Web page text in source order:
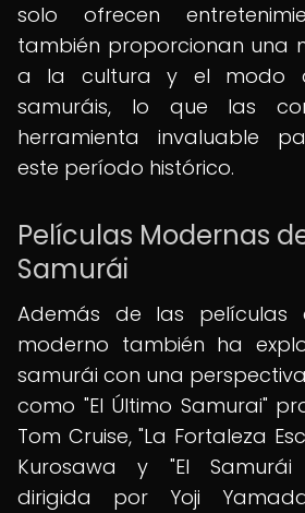
solo ofrecen
también proporcionan una
a la cultura y el modo
samuráis, lo que las
herramienta invaluable
este período histórico.
Películas Modernas
Samurái
Además de las películas
moderno también ha
samurái con una
como "El Último Samurai"
Tom Cruise, "La Fortaleza
Kurosawa y "El
dirigida por Yoji